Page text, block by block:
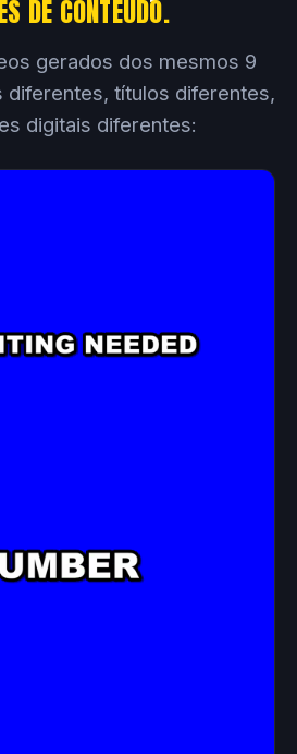
DE CONTEÚDO.
gerados dos mesmos 9
títulos diferentes,
digitais diferentes: